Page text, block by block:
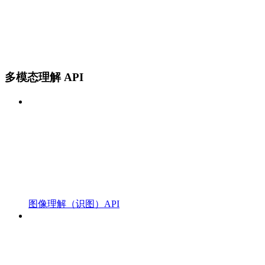
多模态理解 API
图像理解（识图）API